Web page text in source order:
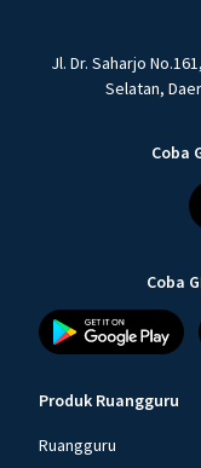
Jl. Dr. Saharjo
Selatan,
Coba
Coba
Produk Ruangguru
Ruangguru